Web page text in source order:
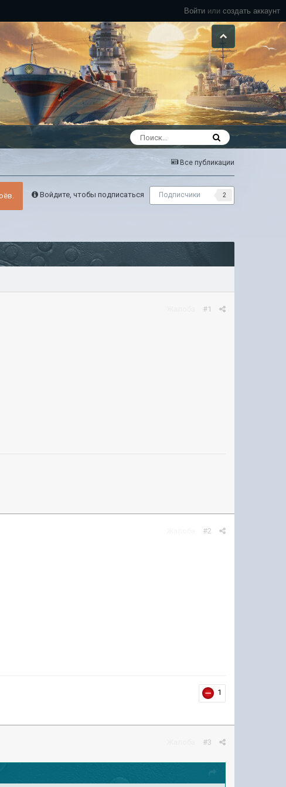
Войти или создать аккаунт
Все публикации
Войдите, чтобы подписаться Подписчики 2
#1
#2
1
#3